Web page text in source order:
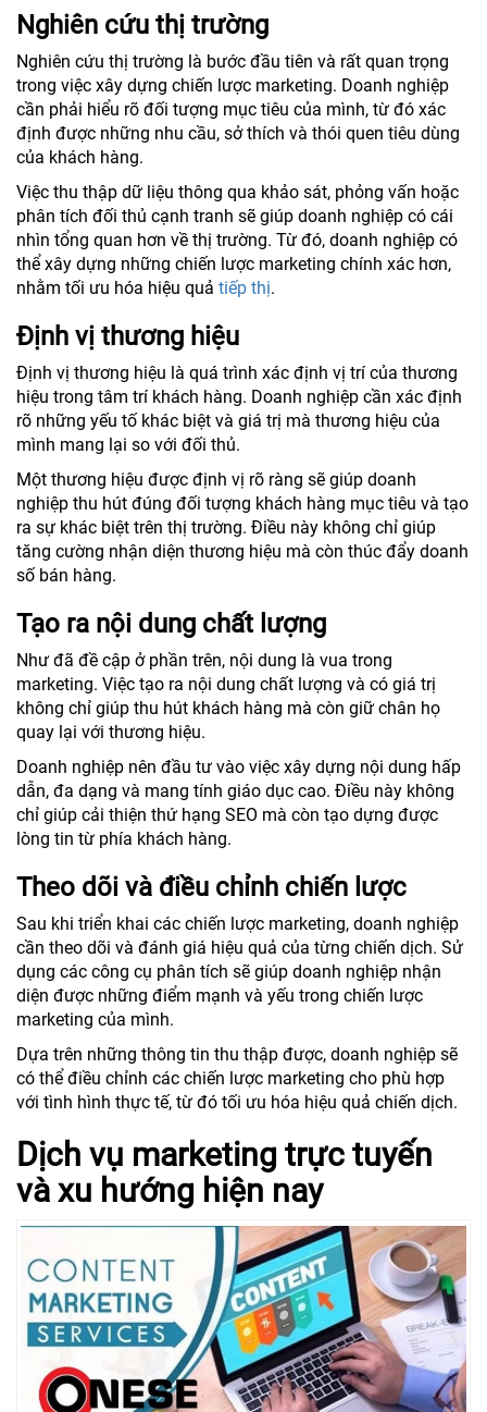
Nghiên cứu thị trường
Nghiên cứu thị trường là bước đầu tiên và rất quan trọng
trong việc xây dựng chiến lược marketing. Doanh nghiệp
cần phải hiểu rõ đối tượng mục tiêu của mình, từ đó xác
định được những nhu cầu, sở thích và thói quen tiêu dùng
của khách hàng.
Việc thu thập dữ liệu thông qua khảo sát, phỏng vấn hoặc
phân tích đối thủ cạnh tranh sẽ giúp doanh nghiệp có cái
nhìn tổng quan hơn về thị trường. Từ đó, doanh nghiệp có
thể xây dựng những chiến lược marketing chính xác hơn,
nhằm tối ưu hóa hiệu quả tiếp thị.
Định vị thương hiệu
Định vị thương hiệu là quá trình xác định vị trí của thương
hiệu trong tâm trí khách hàng. Doanh nghiệp cần xác định
rõ những yếu tố khác biệt và giá trị mà thương hiệu của
mình mang lại so với đối thủ.
Một thương hiệu được định vị rõ ràng sẽ giúp doanh
nghiệp thu hút đúng đối tượng khách hàng mục tiêu và tạo
ra sự khác biệt trên thị trường. Điều này không chỉ giúp
tăng cường nhận diện thương hiệu mà còn thúc đẩy doanh
số bán hàng.
Tạo ra nội dung chất lượng
Như đã đề cập ở phần trên, nội dung là vua trong
marketing. Việc tạo ra nội dung chất lượng và có giá trị
không chỉ giúp thu hút khách hàng mà còn giữ chân họ
quay lại với thương hiệu.
Doanh nghiệp nên đầu tư vào việc xây dựng nội dung hấp
dẫn, đa dạng và mang tính giáo dục cao. Điều này không
chỉ giúp cải thiện thứ hạng SEO mà còn tạo dựng được
lòng tin từ phía khách hàng.
Theo dõi và điều chỉnh chiến lược
Sau khi triển khai các chiến lược marketing, doanh nghiệp
cần theo dõi và đánh giá hiệu quả của từng chiến dịch. Sử
dụng các công cụ phân tích sẽ giúp doanh nghiệp nhận
diện được những điểm mạnh và yếu trong chiến lược
marketing của mình.
Dựa trên những thông tin thu thập được, doanh nghiệp sẽ
có thể điều chỉnh các chiến lược marketing cho phù hợp
với tình hình thực tế, từ đó tối ưu hóa hiệu quả chiến dịch.
Dịch vụ marketing trực tuyến
và xu hướng hiện nay